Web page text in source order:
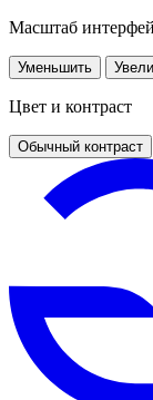
Масштаб
Уменьшить
Цвет и контраст
Обычный контраст